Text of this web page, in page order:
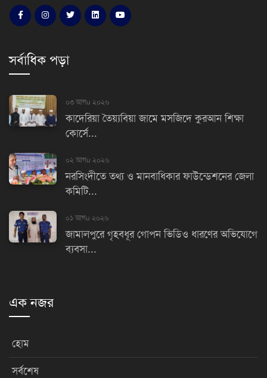
সর্বাধিক পড়া
০৩ আগu ২০২৬
কাদেরিয়া তৈয়্যবিয়া জামে মসজিদে কুরআন শিক্ষা
কোর্সে...
০২ আগu ২০২৬
নরসিংদীতে তথ্য ও মানবাধিকার ফাউন্ডেশনের জেলা
কমিটি...
০১ আগu ২০২৬
জামালপুরে গৃহবধূর গোপন ভিডিও ধারণের অভিযোগে
ব্যবসা...
এক নজর
হোম
সর্বশেষ